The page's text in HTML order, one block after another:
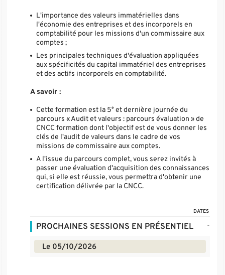
L'importance des valeurs immatérielles dans
l'économie des entreprises et des incorporels en
comptabilité pour les missions d'un commissaire aux
comptes ;
Les principales techniques d'évaluation appliquées
aux spécificités du capital immatériel des entreprises
et des actifs incorporels en comptabilité.
A savoir :
Cette formation est la 5e et dernière journée du
parcours « Audit et valeurs : parcours évaluation » de
CNCC formation dont l'objectif est de vous donner les
clés de l'audit de valeurs dans le cadre de vos
missions de commissaire aux comptes.
A l'issue du parcours complet, vous serez invités à
passer une évaluation d'acquisition des connaissances
qui, si elle est réussie, vous permettra d'obtenir une
certification délivrée par la CNCC.
DATES
PROCHAINES SESSIONS EN PRÉSENTIEL -
Le 05/10/2026